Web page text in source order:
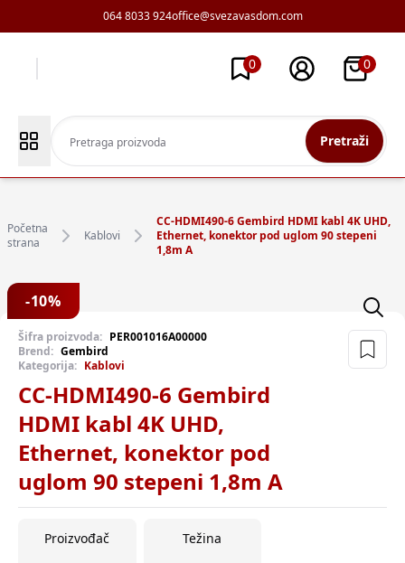
064 8033 924office@svezavasdom.com
0 0
Pretraži
Početna
strana
Kablovi
CC-HDMI490-6 Gembird HDMI kabl 4K UHD,
Ethernet, konektor pod uglom 90 stepeni
1,8m A
-10%
Šifra proizvoda: PER001016A00000
Brend: Gembird
Kategorija: Kablovi
CC-HDMI490-6 Gembird
HDMI kabl 4K UHD,
Ethernet, konektor pod
uglom 90 stepeni 1,8m A
Proizvođač Težina